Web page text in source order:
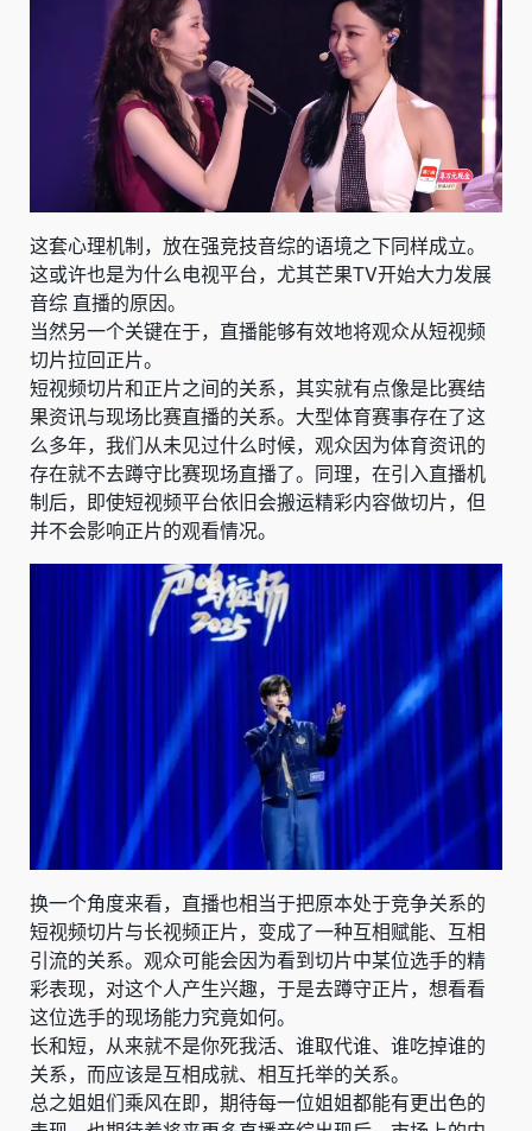
这套心理机制，放在强竞技音综的语境之下同样成立。
这或许也是为什么电视平台，尤其芒果TV开始大力发展
音综 直播的原因。
当然另一个关键在于，直播能够有效地将观众从短视频
切片拉回正片。
短视频切片和正片之间的关系，其实就有点像是比赛结
果资讯与现场比赛直播的关系。大型体育赛事存在了这
么多年，我们从未见过什么时候，观众因为体育资讯的
存在就不去蹲守比赛现场直播了。同理，在引入直播机
制后，即使短视频平台依旧会搬运精彩内容做切片，但
并不会影响正片的观看情况。
换一个角度来看，直播也相当于把原本处于竞争关系的
短视频切片与长视频正片，变成了一种互相赋能、互相
引流的关系。观众可能会因为看到切片中某位选手的精
彩表现，对这个人产生兴趣，于是去蹲守正片，想看看
这位选手的现场能力究竟如何。
长和短，从来就不是你死我活、谁取代谁、谁吃掉谁的
关系，而应该是互相成就、相互托举的关系。
总之姐姐们乘风在即，期待每一位姐姐都能有更出色的